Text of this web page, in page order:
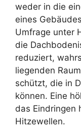
weder in die
eines
Umfrage unter
die
reduziert,
liegenden
schützt, die in
können. Eine
das Eindringen
Hitzewellen.